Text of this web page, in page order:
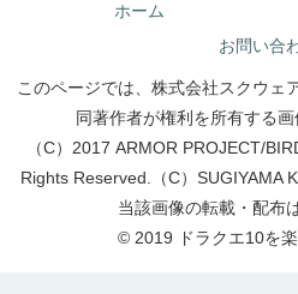
ホーム
お問い合
このページでは、株式会社スクウェ
同著作者が権利を所有する画
（C）2017 ARMOR PROJECT/
Rights Reserved.（C）SUGIYAMA
当該画像の転載・配布
© 2019 ドラクエ10を